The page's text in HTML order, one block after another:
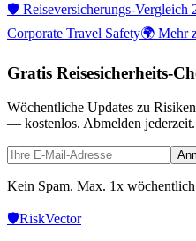
🛡️ Reiseversicherungs-Vergleich
Corporate Travel Safety🌍 Mehr
Gratis Reisesicherheits-
Wöchentliche Updates zu
— kostenlos. Abmelden jederzeit.
Kein Spam. Max. 1x
🛡️RiskVector